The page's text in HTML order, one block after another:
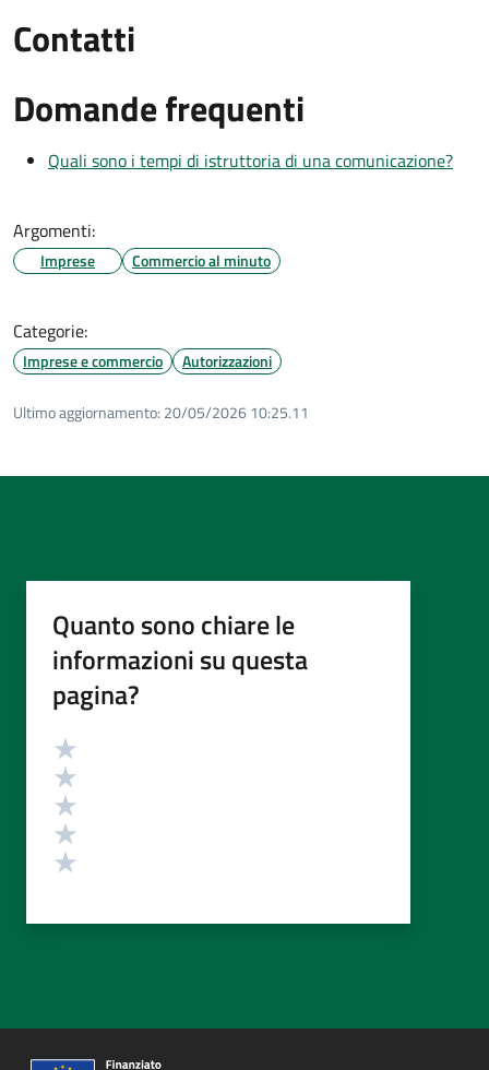
Contatti
Domande frequenti
Quali sono i tempi di istruttoria di una comunicazione?
Argomenti:
Imprese Commercio al minuto
Categorie:
Imprese e commercio Autorizzazioni
Ultimo aggiornamento: 20/05/2026 10:25.11
Quanto sono chiare le
informazioni su questa
pagina?
Valutazione